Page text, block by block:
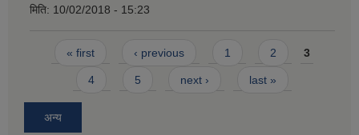
मिति: 10/02/2018 - 15:23
Pages
« first ‹ previous 1 2 3
4 5 next › last »
अन्य